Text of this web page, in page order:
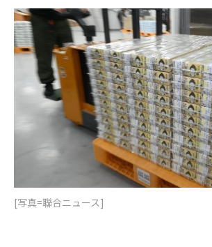
b
o
o
k
t
e
[写真=聯合ニュース]